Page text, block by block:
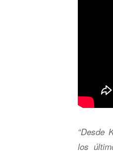
“Desde
los